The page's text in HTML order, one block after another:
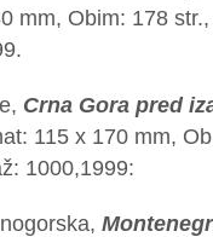
mm, Obim: 178
Crna Gora pred
115 x 170 mm,
1000,1999: